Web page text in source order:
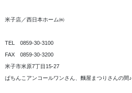
米子店／西日本ホーム㈱
TEL 0859-30-3100
FAX 0859-30-3200
米子市米原7丁目15-27
ぱちんこアンコールワンさん、麵屋まつりさんの間♪